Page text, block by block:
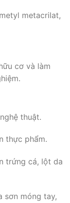
metacrilat,
cơ và làm
thuật.
thực phẩm.
trứng cá, lột da
sơn móng tay,